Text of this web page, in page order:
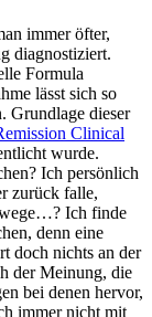
immer öfter,
diagnostiziert.
Formula
lässt sich so
Grundlage dieser
Clinical
wurde.
Ich persönlich
zurück falle,
Ich finde
denn eine
doch nichts an der
der Meinung, die
bei denen hervor,
immer nicht mit